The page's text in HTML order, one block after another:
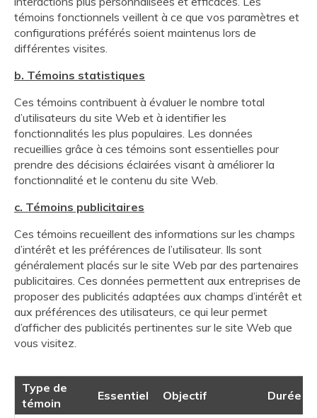
témoins fonctionnels veillent à ce que vos paramètres et
configurations préférés soient maintenus lors de
différentes visites.
b. Témoins statistiques
Ces témoins contribuent à évaluer le nombre total
d’utilisateurs du site Web et à identifier les
fonctionnalités les plus populaires. Les données
recueillies grâce à ces témoins sont essentielles pour
prendre des décisions éclairées visant à améliorer la
fonctionnalité et le contenu du site Web.
c. Témoins publicitaires
Ces témoins recueillent des informations sur les champs
d’intérêt et les préférences de l’utilisateur. Ils sont
généralement placés sur le site Web par des partenaires
publicitaires. Ces données permettent aux entreprises de
proposer des publicités adaptées aux champs d’intérêt et
aux préférences des utilisateurs, ce qui leur permet
d’afficher des publicités pertinentes sur le site Web que
vous visitez.
Type de
témoin
Essentiel Objectif Durée